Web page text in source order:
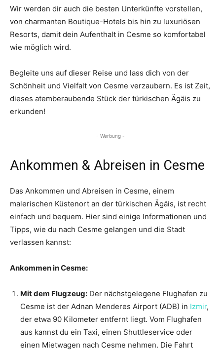
Wir werden dir auch die besten Unterkünfte vorstellen,
von charmanten Boutique-Hotels bis hin zu luxuriösen
Resorts, damit dein Aufenthalt in Cesme so komfortabel
wie möglich wird.
Begleite uns auf dieser Reise und lass dich von der
Schönheit und Vielfalt von Cesme verzaubern. Es ist Zeit,
dieses atemberaubende Stück der türkischen Ägäis zu
erkunden!
- Werbung -
Ankommen & Abreisen in Cesme
Das Ankommen und Abreisen in Cesme, einem
malerischen Küstenort an der türkischen Ägäis, ist recht
einfach und bequem. Hier sind einige Informationen und
Tipps, wie du nach Cesme gelangen und die Stadt
verlassen kannst:
Ankommen in Cesme:
Mit dem Flugzeug: Der nächstgelegene Flughafen zu
Cesme ist der Adnan Menderes Airport (ADB) in Izmir,
der etwa 90 Kilometer entfernt liegt. Vom Flughafen
aus kannst du ein Taxi, einen Shuttleservice oder
einen Mietwagen nach Cesme nehmen. Die Fahrt